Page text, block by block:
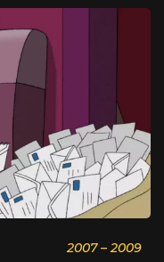
2007 – 2009